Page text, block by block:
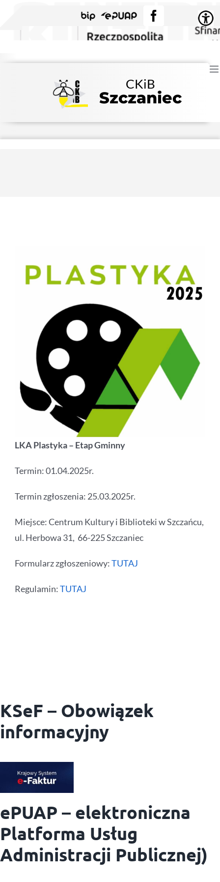
zawartości
BIP EPUAPFacebook
CKiB
Szczaniec
LKA Plastyka – Etap Gminny
Termin: 01.04.2025r.
Termin zgłoszenia: 25.03.2025r.
Miejsce: Centrum Kultury i Biblioteki w Szczańcu,
ul. Herbowa 31, 66-225 Szczaniec
Formularz zgłoszeniowy:TUTAJ
Regulamin:TUTAJ
KSeF – Obowiązek
informacyjny
ePUAP – elektroniczna
Platforma Usług
Administracji Publicznej)